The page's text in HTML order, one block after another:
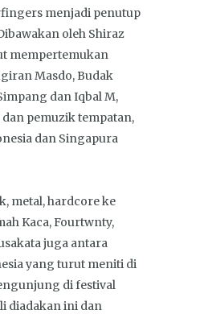
menjadi penutup
oleh Shiraz
mempertemukan
Masdo, Budak
dan Iqbal M,
pemuzik tempatan,
dan Singapura
metal, hardcore ke
Kaca, Fourtwnty,
juga antara
yang turut meniti di
di festival
diadakan ini dan